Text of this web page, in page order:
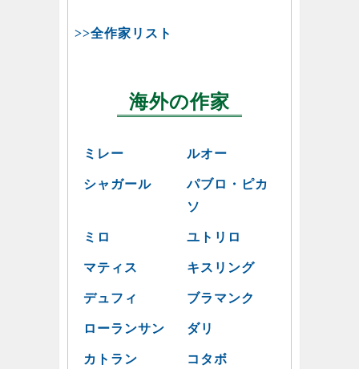
>>全作家リスト
海外の作家
ミレー ルオー
シャガール
パブロ・ピカ
ソ
ミロ ユトリロ
マティス キスリング
デュフィ ブラマンク
ローランサン ダリ
カトラン コタボ